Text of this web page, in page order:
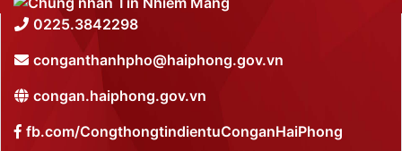
0225.3842298
conganthanhpho@haiphong.gov.vn
congan.haiphong.gov.vn
fb.com/CongthongtindientuConganHaiPhong